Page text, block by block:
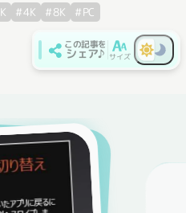
#4K #8K #PC
この記事を
シェア♪ サイズ